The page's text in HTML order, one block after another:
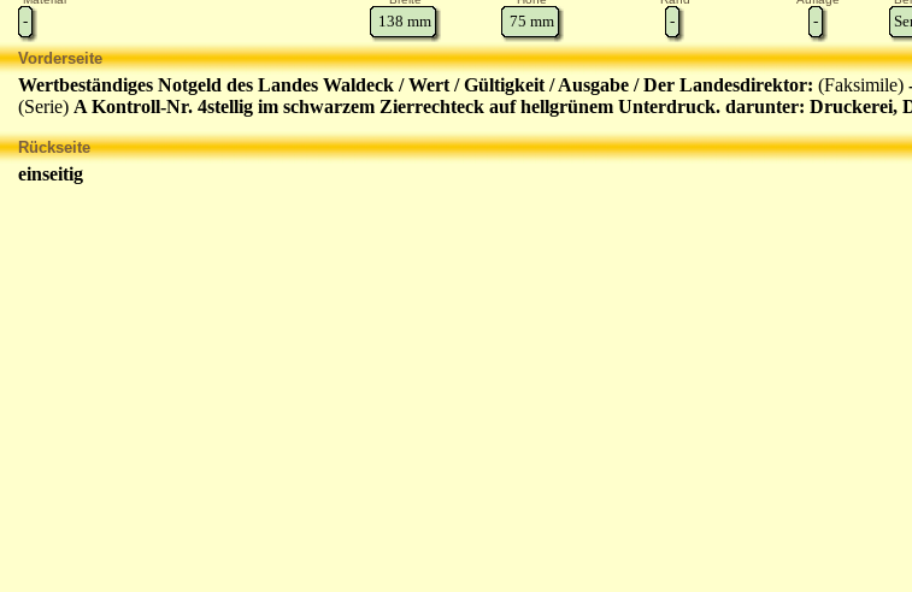
- 138 mm 75 mm - -
Vorderseite
Wertbeständiges Notgeld des Landes Waldeck / Wert / Gültigkeit / Ausgabe / Der Landesdirektor: (Faksimile)
(Serie) A Kontroll-Nr. 4stellig im schwarzem Zierrechteck auf hellgrünem Unterdruck. darunter: Druckerei,
Rückseite
einseitig